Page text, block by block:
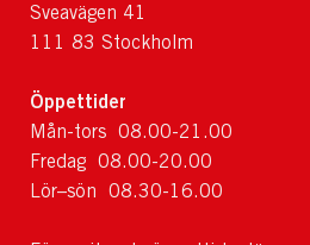
Sveavägen 41
111 83 Stockholm
Öppettider
Mån-tors 08.00-21.00
Fredag 08.00-20.00
Lör–sön 08.30-16.00